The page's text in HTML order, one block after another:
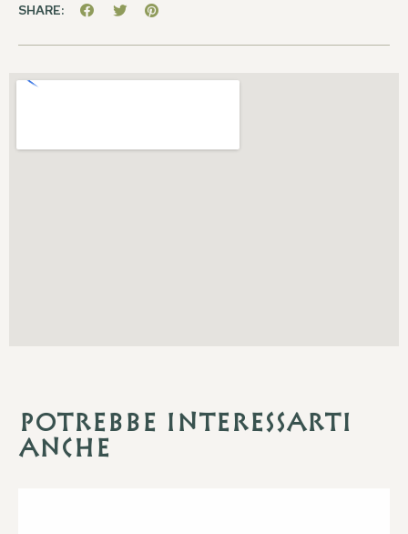
SHARE:
Potrebbe interessarti
anche